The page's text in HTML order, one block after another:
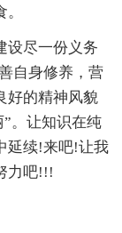
设尽一份义务
自身修养，营
好的精神风貌
。让知识在纯
延续!来吧!让我
力吧!!!